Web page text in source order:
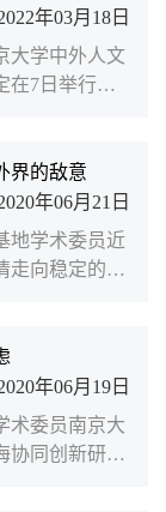
”，点击链接
道等建议，更
胀和整合盟友
国形成全面
年03月18日
大学中外人文
在7日举行第
、力量之争
应已经开始显
临脆裂的风
有反思乌克
界的敌意
年06月21日
地学术委员近
走向稳定的中
推动新的
百年不遇，我
量是善意的
中国生产商
年06月19日
术委员南京大
协同创新研究